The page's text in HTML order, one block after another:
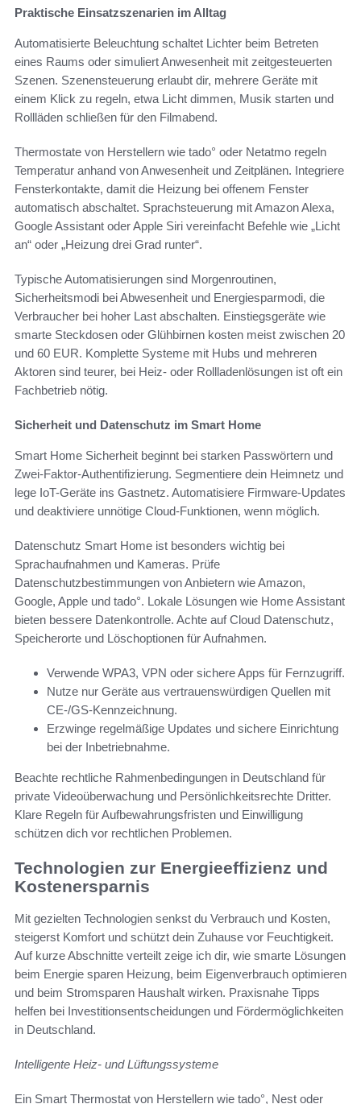
Praktische Einsatzszenarien im Alltag
Automatisierte Beleuchtung schaltet Lichter beim Betreten
eines Raums oder simuliert Anwesenheit mit zeitgesteuerten
Szenen. Szenensteuerung erlaubt dir, mehrere Geräte mit
einem Klick zu regeln, etwa Licht dimmen, Musik starten und
Rollläden schließen für den Filmabend.
Thermostate von Herstellern wie tado° oder Netatmo regeln
Temperatur anhand von Anwesenheit und Zeitplänen. Integriere
Fensterkontakte, damit die Heizung bei offenem Fenster
automatisch abschaltet. Sprachsteuerung mit Amazon Alexa,
Google Assistant oder Apple Siri vereinfacht Befehle wie „Licht
an“ oder „Heizung drei Grad runter“.
Typische Automatisierungen sind Morgenroutinen,
Sicherheitsmodi bei Abwesenheit und Energiesparmodi, die
Verbraucher bei hoher Last abschalten. Einstiegsgeräte wie
smarte Steckdosen oder Glühbirnen kosten meist zwischen 20
und 60 EUR. Komplette Systeme mit Hubs und mehreren
Aktoren sind teurer, bei Heiz- oder Rollladenlösungen ist oft ein
Fachbetrieb nötig.
Sicherheit und Datenschutz im Smart Home
Smart Home Sicherheit beginnt bei starken Passwörtern und
Zwei-Faktor-Authentifizierung. Segmentiere dein Heimnetz und
lege IoT-Geräte ins Gastnetz. Automatisiere Firmware-Updates
und deaktiviere unnötige Cloud-Funktionen, wenn möglich.
Datenschutz Smart Home ist besonders wichtig bei
Sprachaufnahmen und Kameras. Prüfe
Datenschutzbestimmungen von Anbietern wie Amazon,
Google, Apple und tado°. Lokale Lösungen wie Home Assistant
bieten bessere Datenkontrolle. Achte auf Cloud Datenschutz,
Speicherorte und Löschoptionen für Aufnahmen.
Verwende WPA3, VPN oder sichere Apps für Fernzugriff.
Nutze nur Geräte aus vertrauenswürdigen Quellen mit
CE-/GS-Kennzeichnung.
Erzwinge regelmäßige Updates und sichere Einrichtung
bei der Inbetriebnahme.
Beachte rechtliche Rahmenbedingungen in Deutschland für
private Videoüberwachung und Persönlichkeitsrechte Dritter.
Klare Regeln für Aufbewahrungsfristen und Einwilligung
schützen dich vor rechtlichen Problemen.
Technologien zur Energieeffizienz und
Kostenersparnis
Mit gezielten Technologien senkst du Verbrauch und Kosten,
steigerst Komfort und schützt dein Zuhause vor Feuchtigkeit.
Auf kurze Abschnitte verteilt zeige ich dir, wie smarte Lösungen
beim Energie sparen Heizung, beim Eigenverbrauch optimieren
und beim Stromsparen Haushalt wirken. Praxisnahe Tipps
helfen bei Investitionsentscheidungen und Fördermöglichkeiten
in Deutschland.
Intelligente Heiz- und Lüftungssysteme
Ein Smart Thermostat von Herstellern wie tado°, Nest oder